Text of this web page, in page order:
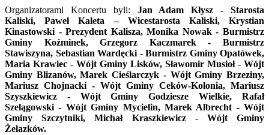
Organizatorami Koncertu byli: Jan Adam Kłysz - Starosta
Kaliski, Paweł Kaleta – Wicestarosta Kaliski, Krystian
Kinastowski - Prezydent Kalisza, Monika Nowak - Burmistrz
Gminy Koźminek, Grzegorz Kaczmarek - Burmistrz
Stawiszyna, Sebastian Wardęcki - Burmistrz Gminy Opatówek,
Maria Krawiec - Wójt Gminy Lisków, Sławomir Musioł - Wójt
Gminy Blizanów, Marek Cieślarczyk - Wójt Gminy Brzeziny,
Mariusz Chojnacki - Wójt Gminy Ceków-Kolonia, Mariusz
Szyszkiewicz - Wójt Gminy Godziesze Wielkie, Rafał
Szelągowski - Wójt Gminy Mycielin, Marek Albrecht - Wójt
Gminy Szczytniki, Michał Kraszkiewicz - Wójt Gminy
Żelazków.